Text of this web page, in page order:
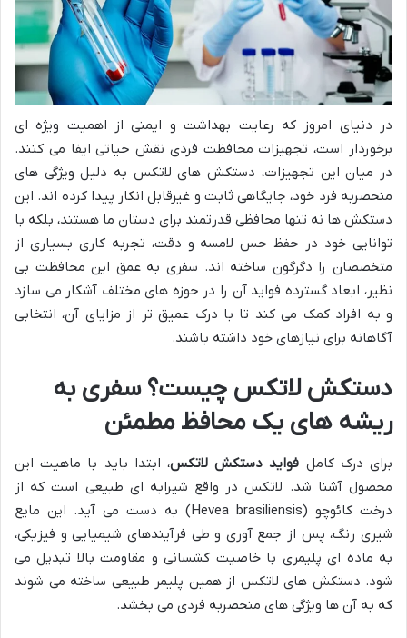
در دنیای امروز که رعایت بهداشت و ایمنی از اهمیت ویژه ای
برخوردار است، تجهیزات محافظت فردی نقش حیاتی ایفا می کنند.
در میان این تجهیزات، دستکش های لاتکس به دلیل ویژگی های
منحصربه فرد خود، جایگاهی ثابت و غیرقابل انکار پیدا کرده اند. این
دستکش ها نه تنها محافظی قدرتمند برای دستان ما هستند، بلکه با
توانایی خود در حفظ حس لامسه و دقت، تجربه کاری بسیاری از
متخصصان را دگرگون ساخته اند. سفری به عمق این محافظت بی
نظیر، ابعاد گسترده فواید آن را در حوزه های مختلف آشکار می سازد
و به افراد کمک می کند تا با درک عمیق تر از مزایای آن، انتخابی
آگاهانه برای نیازهای خود داشته باشند.
دستکش لاتکس چیست؟ سفری به
ریشه های یک محافظ مطمئن
برای درک کامل فواید دستکش لاتکس، ابتدا باید با ماهیت این
محصول آشنا شد. لاتکس در واقع شیرابه ای طبیعی است که از
درخت کائوچو (Hevea brasiliensis) به دست می آید. این مایع
شیری رنگ، پس از جمع آوری و طی فرآیندهای شیمیایی و فیزیکی،
به ماده ای پلیمری با خاصیت کشسانی و مقاومت بالا تبدیل می
شود. دستکش های لاتکس از همین پلیمر طبیعی ساخته می شوند
که به آن ها ویژگی های منحصربه فردی می بخشد.